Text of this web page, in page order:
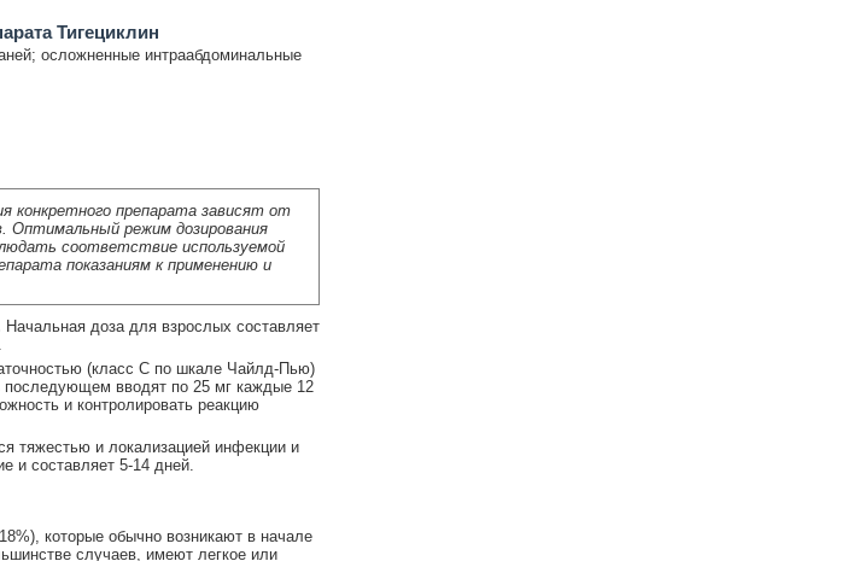
Тигециклин
осложненные интраабдоминальные
конкретного препарата зависят от
Оптимальный режим дозирования
соответствие используемой
показаниям к применению и
Начальная доза для взрослых составляет
(класс С по шкале Чайлд-Пью)
последующем вводят по 25 мг каждые 12
и контролировать реакцию
тяжестью и локализацией инфекции и
и составляет 5-14 дней.
которые обычно возникают в начале
случаев, имеют легкое или